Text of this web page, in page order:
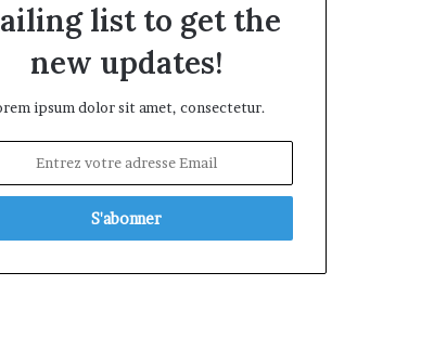
list to get the
new updates!
ipsum dolor sit amet, consectetur.